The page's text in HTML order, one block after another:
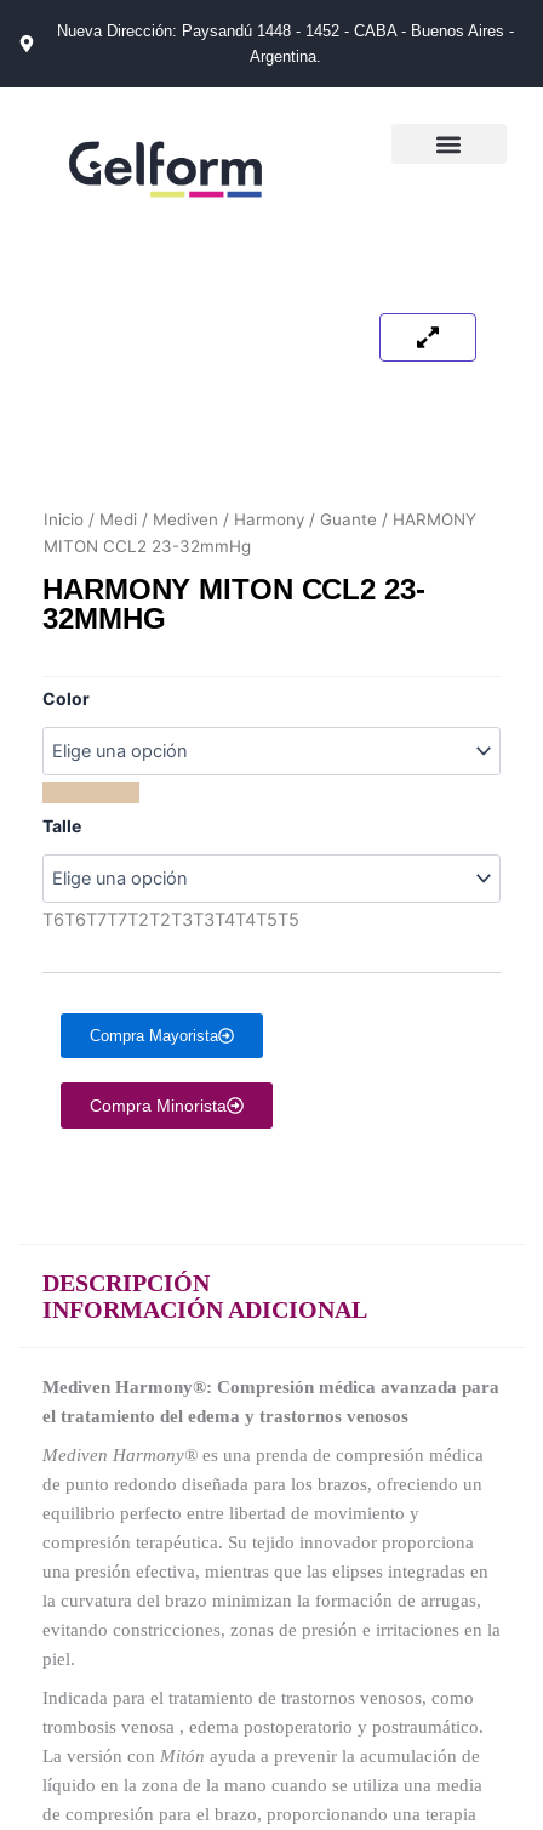
Nueva Dirección: Paysandú 1448 - 1452 - CABA - Buenos Aires -
Argentina.
Inicio / Medi / Mediven / Harmony / Guante / HARMONY
MITON CCL2 23-32mmHg
HARMONY MITON CCL2 23-
32MMHG
Color
Talle
T6T6T7T7T2T2T3T3T4T4T5T5
Compra Mayorista
Compra Minorista
DESCRIPCIÓN
INFORMACIÓN ADICIONAL
Mediven Harmony®: Compresión médica avanzada para
el tratamiento del edema y trastornos venosos
Mediven Harmony® es una prenda de compresión médica
de punto redondo diseñada para los brazos, ofreciendo un
equilibrio perfecto entre libertad de movimiento y
compresión terapéutica. Su tejido innovador proporciona
una presión efectiva, mientras que las elipses integradas en
la curvatura del brazo minimizan la formación de arrugas,
evitando constricciones, zonas de presión e irritaciones en la
piel.
Indicada para el tratamiento de trastornos venosos, como
trombosis venosa , edema postoperatorio y postraumático.
La versión con Mitón ayuda a prevenir la acumulación de
líquido en la zona de la mano cuando se utiliza una media
de compresión para el brazo, proporcionando una terapia